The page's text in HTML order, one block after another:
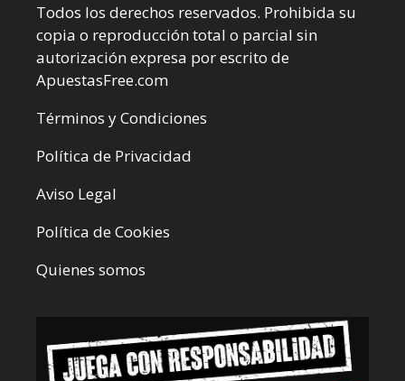
Todos los derechos reservados. Prohibida su
copia o reproducción total o parcial sin
autorización expresa por escrito de
ApuestasFree.com
Términos y Condiciones
Política de Privacidad
Aviso Legal
Política de Cookies
Quienes somos